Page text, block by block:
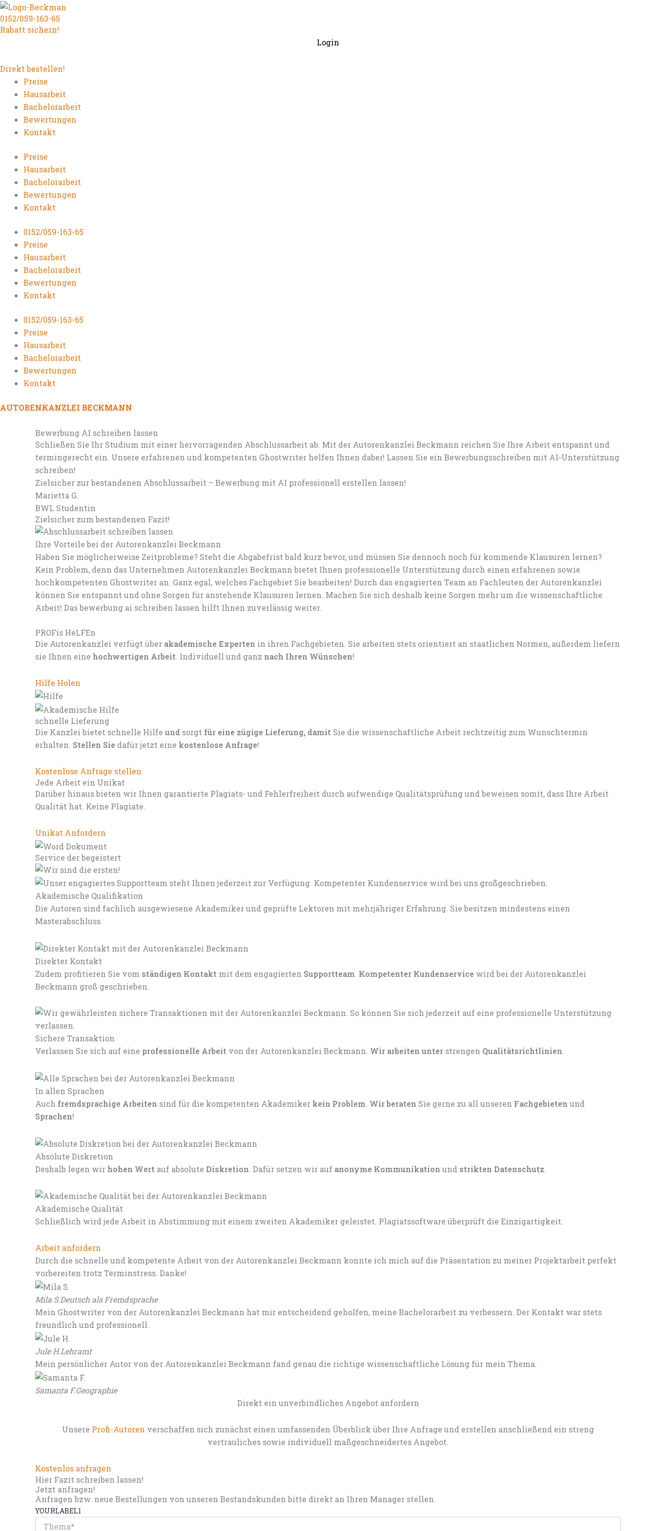
Zum
Inhalt
springen
0152/059-163-65
Rabatt sichern!
Login
Direkt bestellen!
Preise
Hausarbeit
Bachelorarbeit
Bewertungen
Kontakt
Preise
Hausarbeit
Bachelorarbeit
Bewertungen
Kontakt
0152/059-163-65
Preise
Hausarbeit
Bachelorarbeit
Bewertungen
Kontakt
0152/059-163-65
Preise
Hausarbeit
Bachelorarbeit
Bewertungen
Kontakt
AUTORENKANZLEI BECKMANN
Bewerbung AI schreiben lassen
Schließen Sie Ihr Studium mit einer hervorragenden Abschlussarbeit ab. Mit der Autorenkanzlei Beckmann reichen Sie Ihre Arbeit entspannt und
termingerecht ein. Unsere erfahrenen und kompetenten Ghostwriter helfen Ihnen dabei! Lassen Sie ein Bewerbungsschreiben mit AI-Unterstützung
schreiben!
Zielsicher zur bestandenen Abschlussarbeit – Bewerbung mit AI professionell erstellen lassen!
Marietta G.
BWL Studentin
Zielsicher zum bestandenen Fazit!
Ihre Vorteile bei der Autorenkanzlei Beckmann
Haben Sie möglicherweise Zeitprobleme? Steht die Abgabefrist bald kurz bevor, und müssen Sie dennoch noch für kommende Klausuren lernen?
Kein Problem, denn das Unternehmen Autorenkanzlei Beckmann bietet Ihnen professionelle Unterstützung durch einen erfahrenen sowie
hochkompetenten Ghostwriter an. Ganz egal, welches Fachgebiet Sie bearbeiten! Durch das engagierten Team an Fachleuten der Autorenkanzlei
können Sie entspannt und ohne Sorgen für anstehende Klausuren lernen. Machen Sie sich deshalb keine Sorgen mehr um die wissenschaftliche
Arbeit! Das bewerbung ai schreiben lassen hilft Ihnen zuverlässig weiter.
PROFis HeLFEn
Die Autorenkanzlei verfügt über akademische Experten in ihren Fachgebieten. Sie arbeiten stets orientiert an staatlichen Normen, außerdem liefern
sie Ihnen eine hochwertigen Arbeit. Individuell und ganz nach Ihren Wünschen!
Hilfe Holen
schnelle Lieferung
Die Kanzlei bietet schnelle Hilfe und sorgt für eine zügige Lieferung, damit Sie die wissenschaftliche Arbeit rechtzeitig zum Wunschtermin
erhalten. Stellen Sie dafür jetzt eine kostenlose Anfrage!
Kostenlose Anfrage stellen
Jede Arbeit ein Unikat
Darüber hinaus bieten wir Ihnen garantierte Plagiats- und Fehlerfreiheit durch aufwendige Qualitätsprüfung und beweisen somit, dass Ihre Arbeit
Qualität hat. Keine Plagiate.
Unikat Anfordern
Service der begeistert
Akademische Qualifikation
Die Autoren sind fachlich ausgewiesene Akademiker und geprüfte Lektoren mit mehrjähriger Erfahrung. Sie besitzen mindestens einen
Masterabschluss.
Direkter Kontakt
Zudem profitieren Sie vom ständigen Kontakt mit dem engagierten Supportteam. Kompetenter Kundenservice wird bei der Autorenkanzlei
Beckmann groß geschrieben.
Sichere Transaktion
Verlassen Sie sich auf eine professionelle Arbeit von der Autorenkanzlei Beckmann. Wir arbeiten unter strengen Qualitätsrichtlinien.
In allen Sprachen
Auch fremdsprachige Arbeiten sind für die kompetenten Akademiker kein Problem. Wir beraten Sie gerne zu all unseren Fachgebieten und
Sprachen!
Absolute Diskretion
Deshalb legen wir hohen Wert auf absolute Diskretion. Dafür setzen wir auf anonyme Kommunikation und strikten Datenschutz.
Akademische Qualität
Schließlich wird jede Arbeit in Abstimmung mit einem zweiten Akademiker geleistet. Plagiatssoftware überprüft die Einzigartigkeit.
Arbeit anfordern
Durch die schnelle und kompetente Arbeit von der Autorenkanzlei Beckmann konnte ich mich auf die Präsentation zu meiner Projektarbeit perfekt
vorbereiten trotz Terminstress. Danke!
Mila S.Deutsch als Fremdsprache
Mein Ghostwriter von der Autorenkanzlei Beckmann hat mir entscheidend geholfen, meine Bachelorarbeit zu verbessern. Der Kontakt war stets
freundlich und professionell.
Jule H.Lehramt
Mein persönlicher Autor von der Autorenkanzlei Beckmann fand genau die richtige wissenschaftliche Lösung für mein Thema.
Samanta F.Geographie
Direkt ein unverbindliches Angebot anfordern
Unsere Profi-Autoren verschaffen sich zunächst einen umfassenden Überblick über Ihre Anfrage und erstellen anschließend ein streng
vertrauliches sowie individuell maßgeschneidertes Angebot.
Kostenlos anfragen
Hier Fazit schreiben lassen!
Jetzt anfragen!
Anfragen bzw. neue Bestellungen von unseren Bestandskunden bitte direkt an Ihren Manager stellen.
YOURLABEL1